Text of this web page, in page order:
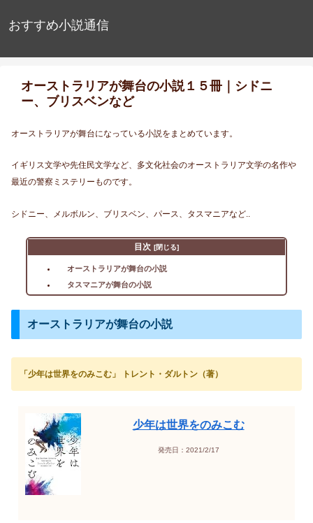
おすすめ小説通信
オーストラリアが舞台の小説１５冊｜シドニ
ー、ブリスベンなど
オーストラリアが舞台になっている小説をまとめています。
イギリス文学や先住民文学など、多文化社会のオーストラリア文学の名作や
最近の警察ミステリーものです。
シドニー、メルボルン、ブリスベン、パース、タスマニアなど..
目次
オーストラリアが舞台の小説
タスマニアが舞台の小説
オーストラリアが舞台の小説
「少年は世界をのみこむ」 トレント・ダルトン（著）
少年は世界をのみこむ
発売日：2021/2/17